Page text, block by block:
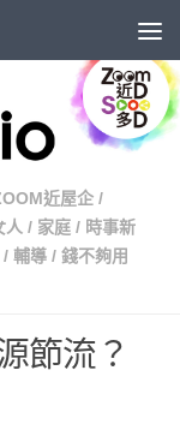
近屋企 /
人 / 家庭 / 時事新
/ 輔導 / 錢不夠用
節流？